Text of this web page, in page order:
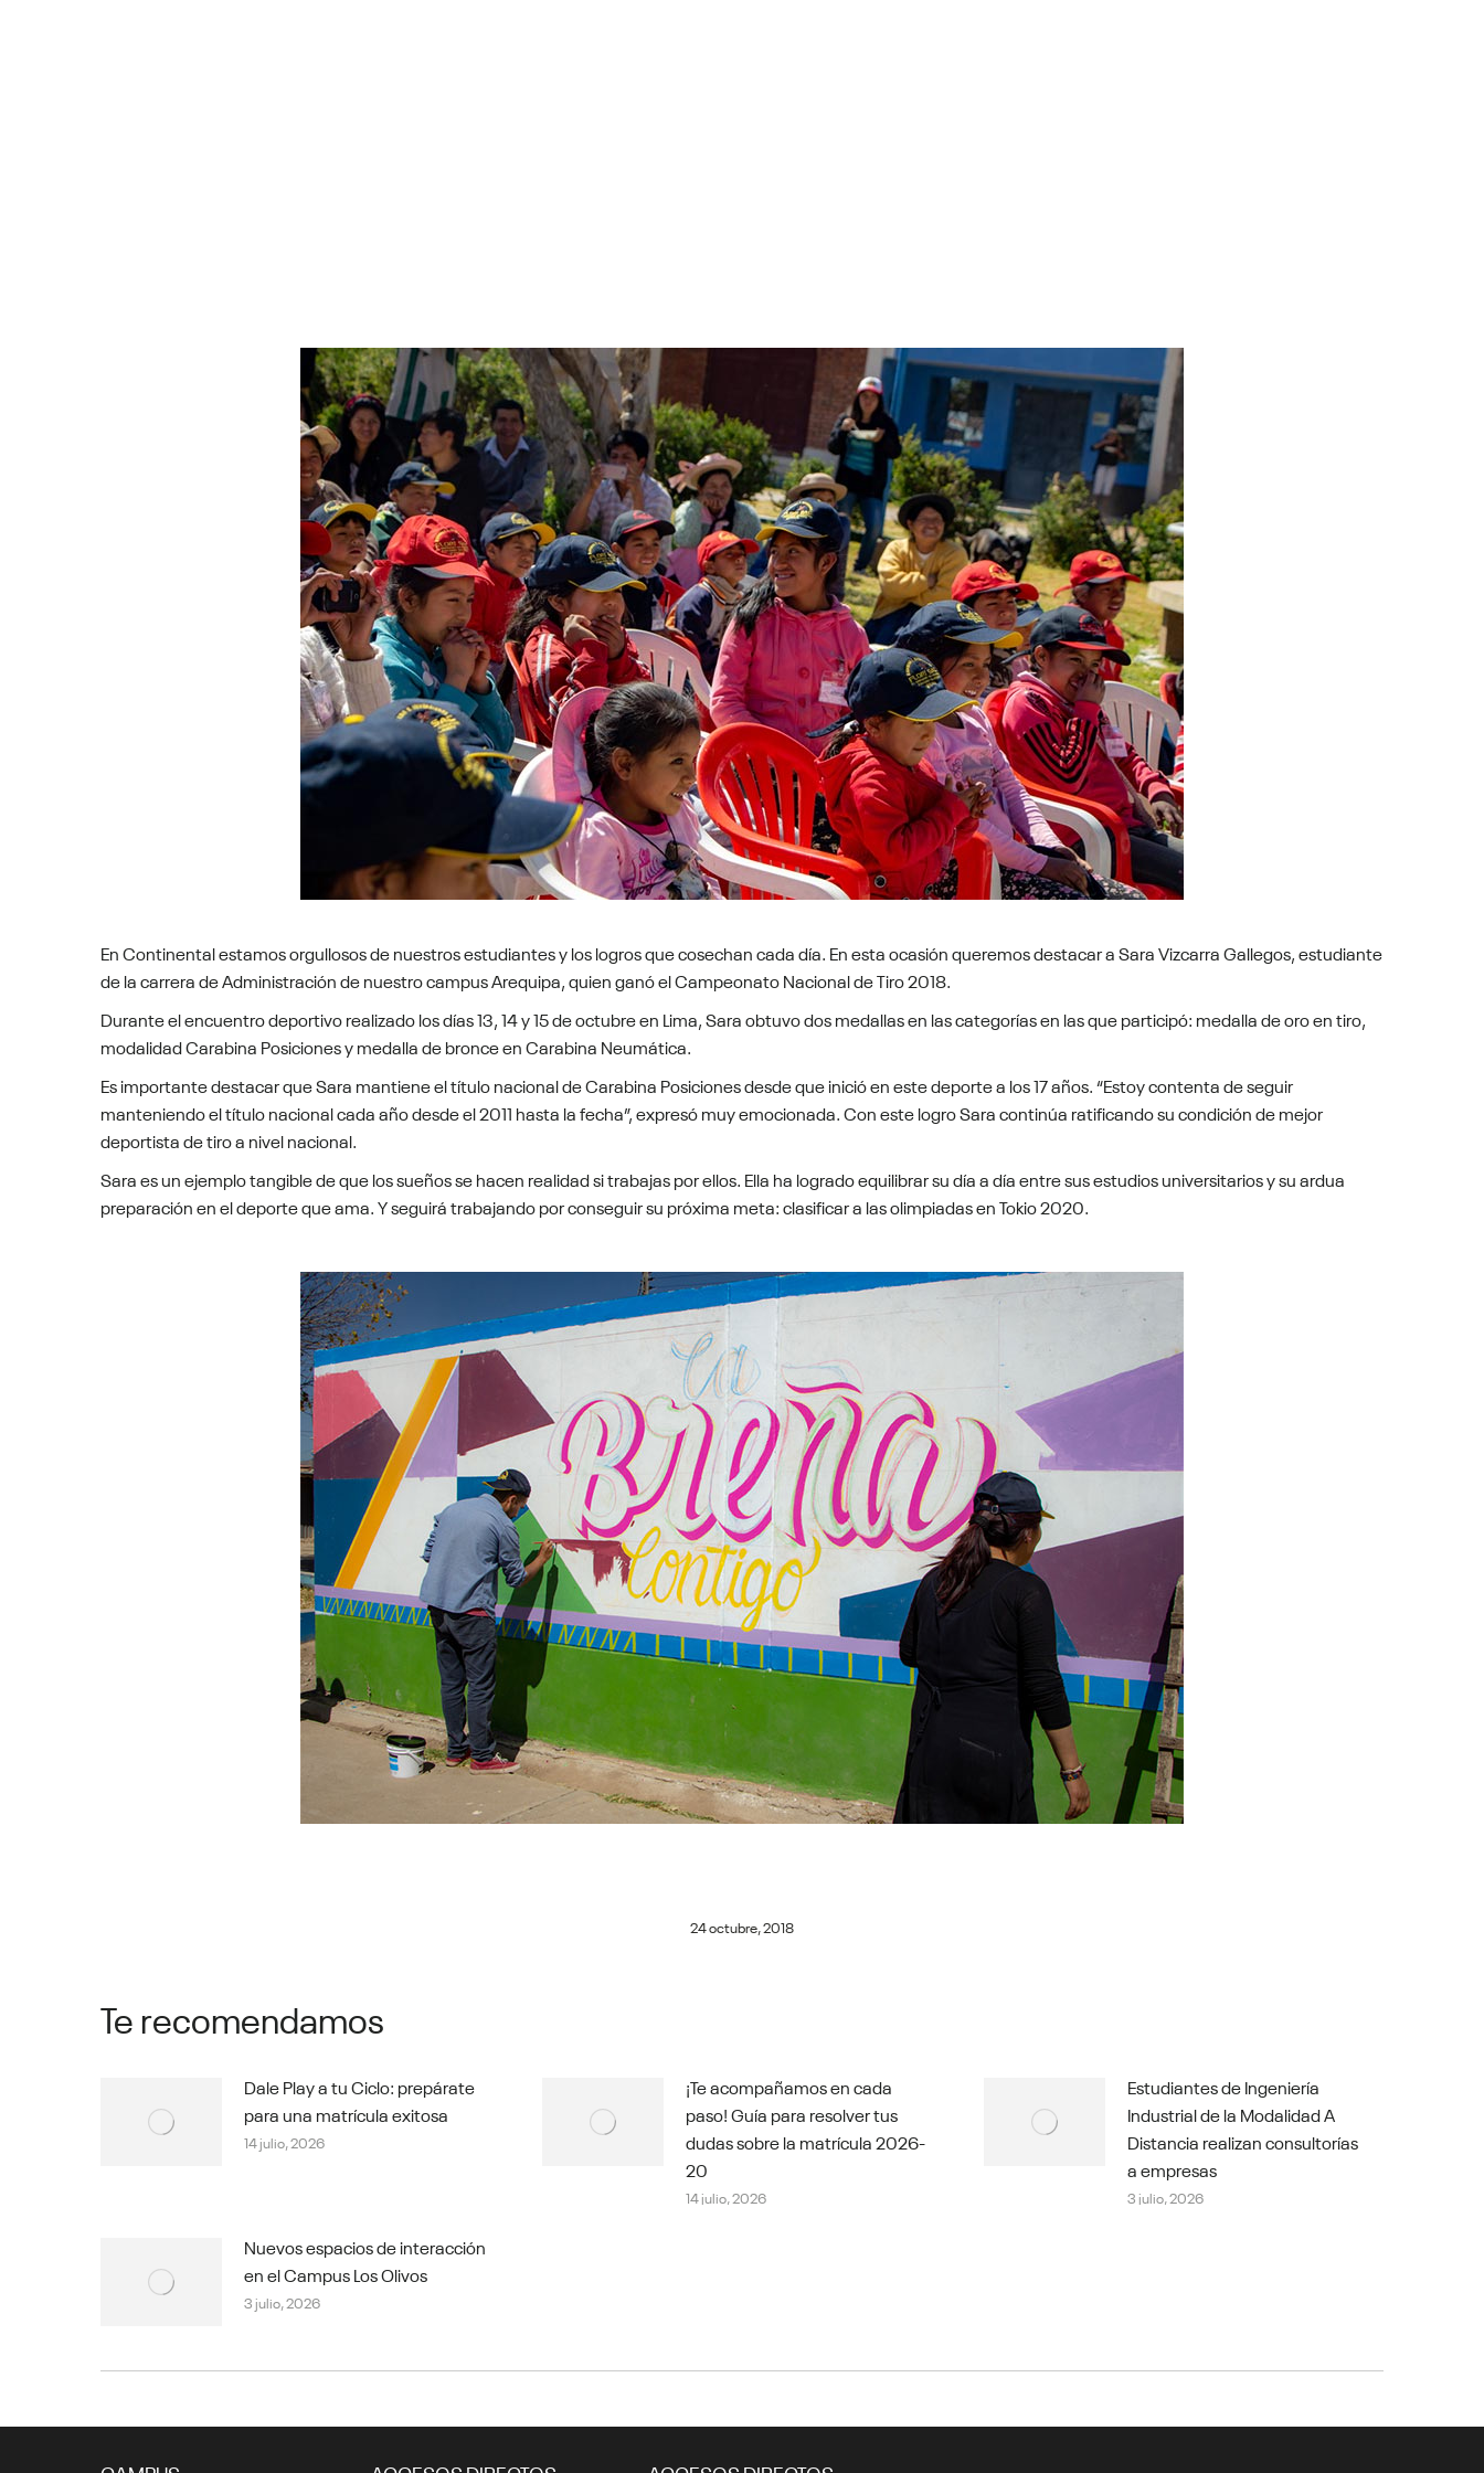
En Continental estamos orgullosos de nuestros estudiantes y los logros que cosechan cada día. En esta ocasión queremos destacar a Sara Vizcarra Gallegos, estudiante
de la carrera de Administración de nuestro campus Arequipa, quien ganó el Campeonato Nacional de Tiro 2018.
Durante el encuentro deportivo realizado los días 13, 14 y 15 de octubre en Lima, Sara obtuvo dos medallas en las categorías en las que participó: medalla de oro en tiro,
modalidad Carabina Posiciones y medalla de bronce en Carabina Neumática.
Es importante destacar que Sara mantiene el título nacional de Carabina Posiciones desde que inició en este deporte a los 17 años. “Estoy contenta de seguir
manteniendo el título nacional cada año desde el 2011 hasta la fecha”, expresó muy emocionada. Con este logro Sara continúa ratificando su condición de mejor
deportista de tiro a nivel nacional.
Sara es un ejemplo tangible de que los sueños se hacen realidad si trabajas por ellos. Ella ha logrado equilibrar su día a día entre sus estudios universitarios y su ardua
preparación en el deporte que ama. Y seguirá trabajando por conseguir su próxima meta: clasificar a las olimpiadas en Tokio 2020.
24 octubre, 2018
Te recomendamos
Dale Play a tu Ciclo: prepárate
para una matrícula exitosa
14 julio, 2026
¡Te acompañamos en cada
paso! Guía para resolver tus
dudas sobre la matrícula 2026-
20
14 julio, 2026
Estudiantes de Ingeniería
Industrial de la Modalidad A
Distancia realizan consultorías
a empresas
3 julio, 2026
Nuevos espacios de interacción
en el Campus Los Olivos
3 julio, 2026